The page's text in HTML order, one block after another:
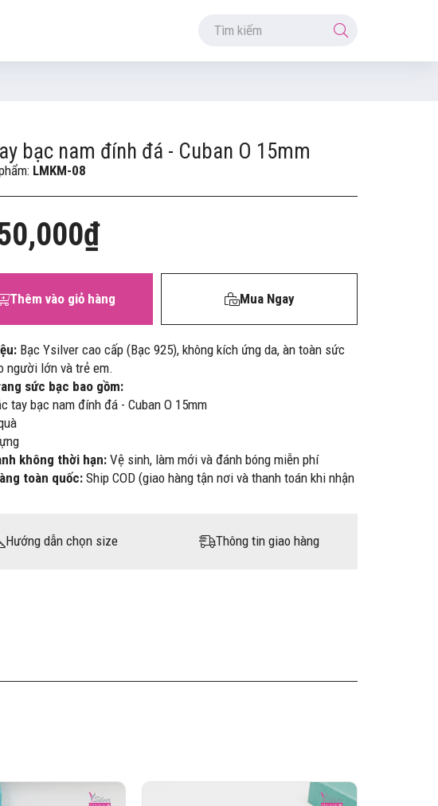
bạc nam đính đá - Cuban O 15mm
LMKM-08
Thêm vào giỏ hàng Mua Ngay
Bạc Ysilver cao cấp (Bạc 925), không kích ứng da, àn toàn sức
người lớn và trẻ em.
sức bạc bao gồm:
tay bạc nam đính đá - Cuban O 15mm
không thời hạn: Vệ sinh, làm mới và đánh bóng miễn phí
toàn quốc:Ship COD (giao hàng tận nơi và thanh toán khi nhận
Hướng dẫn chọn size Thông tin giao hàng